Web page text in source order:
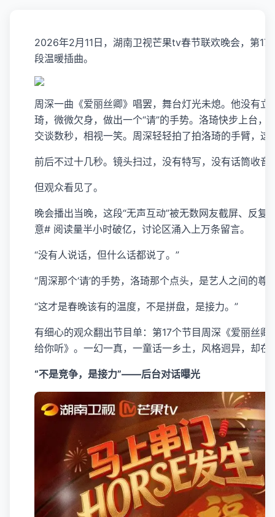
2026年2月11日，湖南卫视芒果tv春节联欢晚会，第17
段温暖插曲。
周深一曲《爱丽丝卿》唱罢，舞台灯光未熄。他没有
琦，微微欠身，做出一个“请”的手势。洛琦快步上台，
交谈数秒，相视一笑。周深轻轻拍了拍洛琦的手臂，这
前后不过十几秒。镜头扫过，没有特写，没有话筒收音
但观众看见了。
晚会播出当晚，这段“无声互动”被无数网友截屏、反
意# 阅读量半小时破亿，讨论区涌入上万条留言。
“没有人说话，但什么话都说了。”
“周深那个‘请’的手势，洛琦那个点头，是艺人之间的尊
“这才是春晚该有的温度，不是拼盘，是接力。”
有细心的观众翻出节目单：第17个节目周深《爱丽丝
给你听》。一幻一真，一童话一乡土，风格迥异，却
“不是竞争，是接力”——后台对话曝光